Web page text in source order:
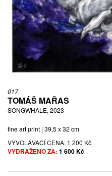
017
TOMÁŠ MAŘAS
SONGWHALE, 2023
fine art print | 39,5 x 32 cm
VYVOLÁVACÍ CENA: 1 200 Kč
VYDRAŽENO ZA: 1 600 Kč